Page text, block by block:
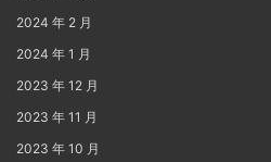
2024 年 2 月
2024 年 1 月
2023 年 12 月
2023 年 11 月
2023 年 10 月